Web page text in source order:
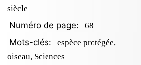
siècle
Numéro de page: 68
Mots-clés:
espèce protégée,
oiseau, Sciences